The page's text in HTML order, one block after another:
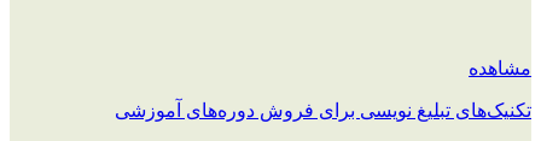
مشاهده
تکنیک‌های تبلیغ نویسی برای فروش دوره‌های آموزشی